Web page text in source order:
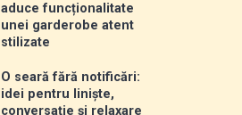
aduce funcționalitate
unei garderobe atent
stilizate
O seară fără notificări:
idei pentru liniște,
conversație și relaxare